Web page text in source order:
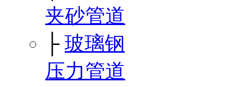
夹砂管道
├ 玻璃钢
压力管道